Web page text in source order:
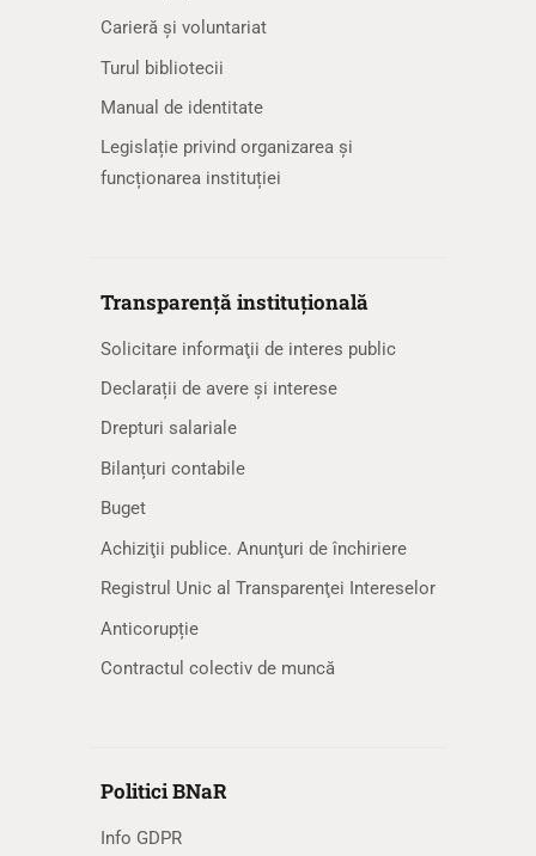
Carieră și voluntariat
Turul bibliotecii
Manual de identitate
Legislație privind organizarea și
funcționarea instituției
Transparență instituțională
Solicitare informaţii de interes public
Declarații de avere și interese
Drepturi salariale
Bilanțuri contabile
Buget
Achiziţii publice. Anunţuri de închiriere
Registrul Unic al Transparenţei Intereselor
Anticorupție
Contractul colectiv de muncă
Politici BNaR
Info GDPR